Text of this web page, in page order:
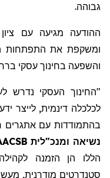
גבוהה.
ההודעה מגיעה עם ציון 110 שנה להיווסד
ומשקפת את התפתחות
והשפעה בחינוך עסקי
"החינוך העסקי נדרש
לכלכלה דינמית, לייצר ידע
בהתמודדות עם אתגרים
נשיאה ומנכ"לית AACSB
הללו הן הזמנה
סטנדרטים מודרנית,